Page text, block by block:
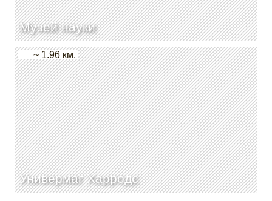
Музей науки
Универмаг Харродс
~ 1.96 км.